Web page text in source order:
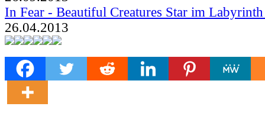
In Fear - Beautiful Creatures Star im
26.04.2013